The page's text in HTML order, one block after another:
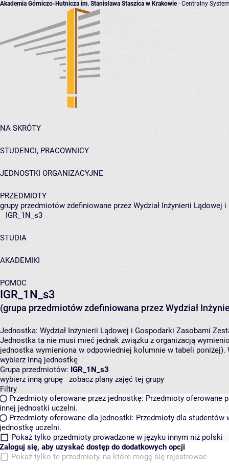
Akademia Górniczo-Hutnicza im. Stanisława Staszica w Krakowie- Centralny
NA SKRÓTY
STUDENCI, PRACOWNICY
JEDNOSTKI ORGANIZACYJNE
PRZEDMIOTY
grupy przedmiotów zdefiniowane przez Wydział Inżynierii Lądowej
IGR_1N_s3
STUDIA
AKADEMIKI
POMOC
IGR_1N_s3
(grupa przedmiotów zdefiniowana przez Wydział
Jednostka: Wydział Inżynierii Lądowej i Gospodarki Zasobami
Jednostka ta nie musi mieć jednak związku z organizacją
jednostka wymieniona w odpowiedniej kolumnie w tabeli
wybierz inną jednostkę
Grupa przedmiotów: IGR_1N_s3
wybierz inną grupę
zobacz plany zajęć tej grupy
Filtry
Przedmioty oferowane przez jednostkę: Przedmioty oferowane
innej jednostki uczelni.
Przedmioty oferowane dla jednostki: Przedmioty dla studentów
jednostkę uczelni.
Pokaż tylko przedmioty prowadzone w języku innym niż polski
Zaloguj się, aby uzyskać dostęp do dodatkowych opcji
Pokaż tylko te przedmioty, na które mogę się rejestrować